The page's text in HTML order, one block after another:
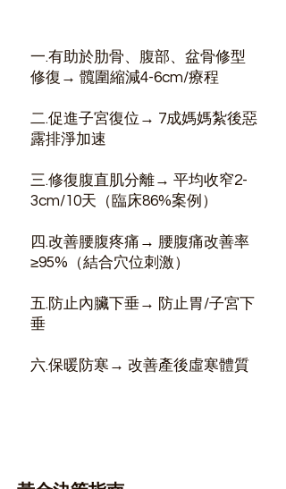
一.有助於肋骨、腹部、盆骨修型
修復 → 髖圍縮減4-6cm/療程
二.促進子宮復位 → 7成媽媽紮後惡
露排淨加速
三.修復腹直肌分離→ 平均收窄2-
3cm/10天（臨床86%案例）
四.改善腰腹疼痛 → 腰腹痛改善率
≥95%（結合穴位刺激）
五.防止內臟下垂→ 防止胃/子宮下
垂
六.保暖防寒 → 改善產後虛寒體質